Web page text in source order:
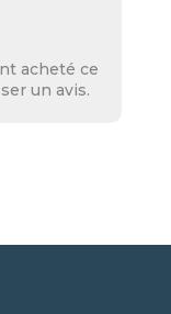
acheté ce
un avis.